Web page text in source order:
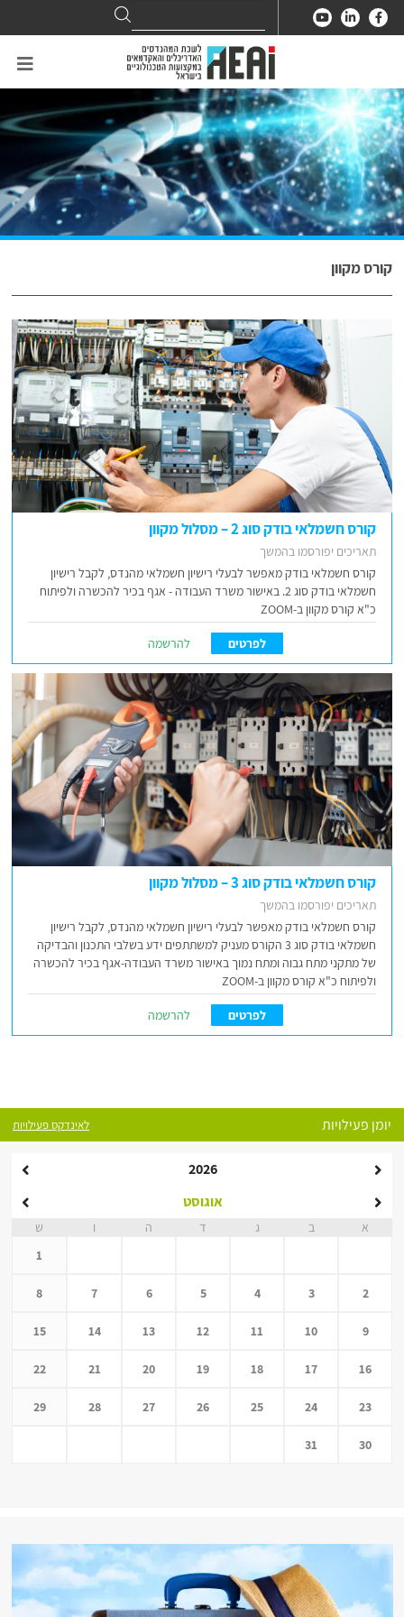
for:
Search
קורס מקוון
קורס חשמלאי בודק סוג 2 – מסלול מקוון
תאריכים יפורסמו בהמשך
קורס חשמלאי בודק מאפשר לבעלי רישיון חשמלאי מהנדס, לקבל רישיון
חשמלאי בודק סוג 2. באישור משרד העבודה - אגף בכיר להכשרה ולפיתוח
כ"א קורס מקוון ב-ZOOM
לפרטים להרשמה
קורס חשמלאי בודק סוג 3 – מסלול מקוון
תאריכים יפורסמו בהמשך
קורס חשמלאי בודק מאפשר לבעלי רישיון חשמלאי מהנדס, לקבל רישיון
חשמלאי בודק סוג 3 הקורס מעניק למשתתפים ידע בשלבי התכנון והבדיקה
של מתקני מתח גבוה ומתח נמוך באישור משרד העבודה-אגף בכיר להכשרה
ולפיתוח כ"א קורס מקוון ב-ZOOM
לפרטים להרשמה
יומן פעילויות לאינדקס פעילויות
2026
אוגוסט
א ב ג ד ה ו
ש
1
2
3
4
5
6
7
8
9
10
11
12
13
14
15
16
17
18
19
20
21
22
23
24
25
26
27
28
29
30
31